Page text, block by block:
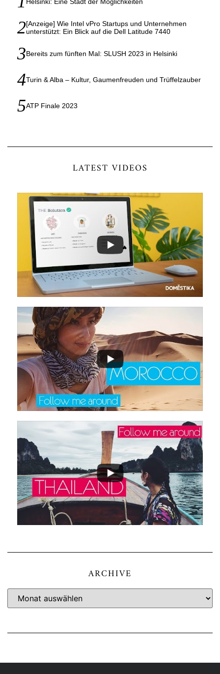
[Anzeige] Wie Intel vPro Startups und Unternehmen
unterstützt: Ein Blick auf die Dell Latitude 7440
Bereits zum fünften Mal: SLUSH 2023 in Helsinki
Turin & Alba – Kultur, Gaumenfreuden und Trüffelzauber
ATP Finale 2023
LATEST VIDEOS
ARCHIVE